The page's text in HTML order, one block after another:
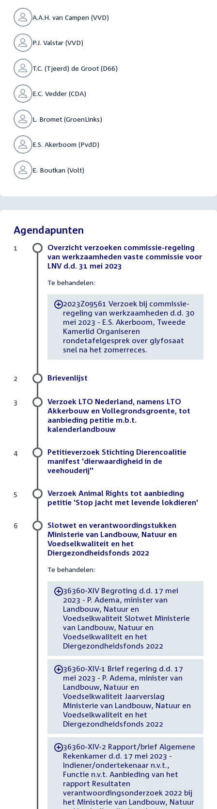
A.A.H. van Campen (VVD)
P.J. Valstar (VVD)
T.C. (Tjeerd) de Groot (D66)
E.C. Vedder (CDA)
L. Bromet (GroenLinks)
E.S. Akerboom (PvdD)
E. Boutkan (Volt)
Agendapunten
Overzicht verzoeken commissie-regeling
van werkzaamheden vaste commissie voor
LNV d.d. 31 mei 2023
Te behandelen:
-2023Z09561 Verzoek bij commissie-
regeling van werkzaamheden d.d. 30
mei 2023 - E.S. Akerboom, Tweede
Kamerlid Organiseren
rondetafelgesprek over glyfosaat
snel na het zomerreces.
1
Brievenlijst
2
Verzoek LTO Nederland, namens LTO
Akkerbouw en Vollegrondsgroente, tot
aanbieding petitie m.b.t.
kalenderlandbouw
3
Petitieverzoek Stichting Dierencoalitie
manifest 'dierwaardigheid in de
veehouderij''
4
Verzoek Animal Rights tot aanbieding
petitie 'Stop jacht met levende lokdieren'
5
Slotwet en verantwoordingstukken
Ministerie van Landbouw, Natuur en
Voedselkwaliteit en het
Diergezondheidsfonds 2022
Te behandelen:
-36360-XIV Begroting d.d. 17 mei
2023 - P. Adema, minister van
Landbouw, Natuur en
Voedselkwaliteit Slotwet Ministerie
van Landbouw, Natuur en
Voedselkwaliteit en het
Diergezondheidsfonds 2022
-36360-XIV-1 Brief regering d.d. 17
mei 2023 - P. Adema, minister van
Landbouw, Natuur en
Voedselkwaliteit Jaarverslag
Ministerie van Landbouw, Natuur en
Voedselkwaliteit en het
Diergezondheidsfonds 2022
-36360-XIV-2 Rapport/brief Algemene
Rekenkamer d.d. 17 mei 2023 -
Indiener/ondertekenaar n.v.t.,
Functie n.v.t. Aanbieding van het
rapport Resultaten
verantwoordingsonderzoek 2022 bij
het Ministerie van Landbouw, Natuur
6